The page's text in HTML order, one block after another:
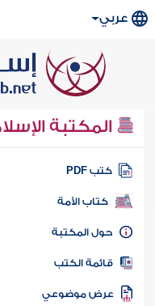
عربي
المكتبة
كتب PDF
كتاب الأمة
المكتبة
الكتب